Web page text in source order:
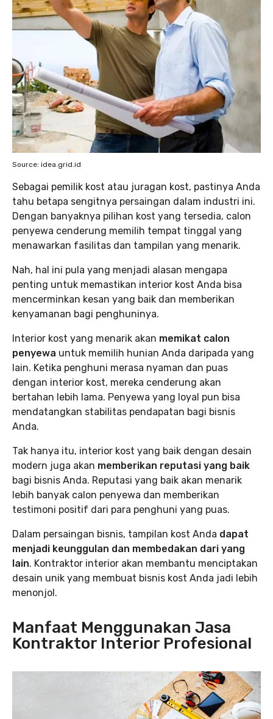
Source: idea.grid.id
Sebagai pemilik kost atau juragan kost, pastinya Anda
tahu betapa sengitnya persaingan dalam industri ini.
Dengan banyaknya pilihan kost yang tersedia, calon
penyewa cenderung memilih tempat tinggal yang
menawarkan fasilitas dan tampilan yang menarik.
Nah, hal ini pula yang menjadi alasan mengapa
penting untuk memastikan interior kost Anda bisa
mencerminkan kesan yang baik dan memberikan
kenyamanan bagi penghuninya.
Interior kost yang menarik akan memikat calon
penyewa untuk memilih hunian Anda daripada yang
lain. Ketika penghuni merasa nyaman dan puas
dengan interior kost, mereka cenderung akan
bertahan lebih lama. Penyewa yang loyal pun bisa
mendatangkan stabilitas pendapatan bagi bisnis
Anda.
Tak hanya itu, interior kost yang baik dengan desain
modern juga akan memberikan reputasi yang baik
bagi bisnis Anda. Reputasi yang baik akan menarik
lebih banyak calon penyewa dan memberikan
testimoni positif dari para penghuni yang puas.
Dalam persaingan bisnis, tampilan kost Anda dapat
menjadi keunggulan dan membedakan dari yang
lain. Kontraktor interior akan membantu menciptakan
desain unik yang membuat bisnis kost Anda jadi lebih
menonjol.
Manfaat Menggunakan Jasa
Kontraktor Interior Profesional